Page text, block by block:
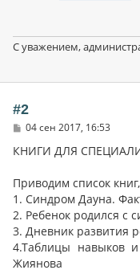
С уважением,
#2
С
о
е
н
и
е
04 сен 2017, 16:53
КНИГИ ДЛЯ
Приводим список
1. Синдром Дауна.
2. Ребенок родился с
3. Дневник развития
4.Таблицы навыков
Жиянова